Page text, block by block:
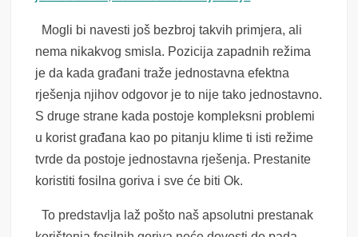
Mogli bi navesti još bezbroj takvih primjera, ali
nema nikakvog smisla. Pozicija zapadnih režima
je da kada građani traže jednostavna efektna
rješenja njihov odgovor je to nije tako jednostavno.
S druge strane kada postoje kompleksni problemi
u korist građana kao po pitanju klime ti isti režime
tvrde da postoje jednostavna rješenja. Prestanite
koristiti fosilna goriva i sve će biti Ok.
To predstavlja laž pošto naš apsolutni prestanak